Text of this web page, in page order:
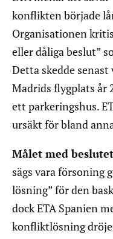
konflikten började
Organisationen
eller dåliga beslut”
Detta skedde
Madrids flygplats år
ett parkeringshus.
ursäkt för bland
Målet med beslutet
sägs vara försoning
lösning” för den
dock ETA Spanien
konfliktlösning